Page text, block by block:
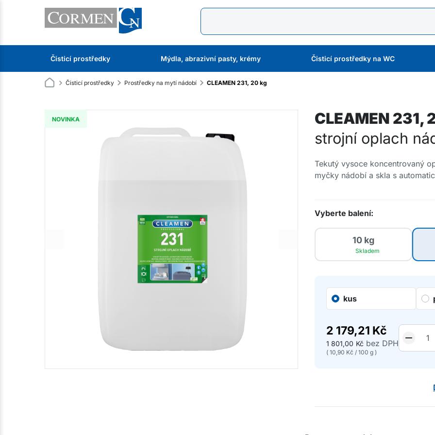
Čisticí prostředky Mýdla, abrazivní pasty, krémy Čisticí prostředky na WC
Čisticí prostředky Prostředky na mytí nádobí CLEAMEN 231, 20 kg
CLEAMEN 231,
strojní oplach
Tekutý vysoce koncentrovaný
myčky nádobí a skla s
NOVINKA
Vyberte balení:
10 kg
Skladem
kus
2 179,21 Kč
1 801,00 Kč bez DPH
(10,90 Kč /100 g )